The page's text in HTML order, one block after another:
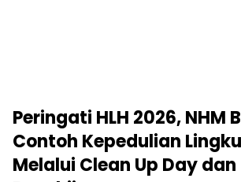
Peringati HLH 2026, NHM
Contoh Kepedulian
Melalui Clean Up Day dan